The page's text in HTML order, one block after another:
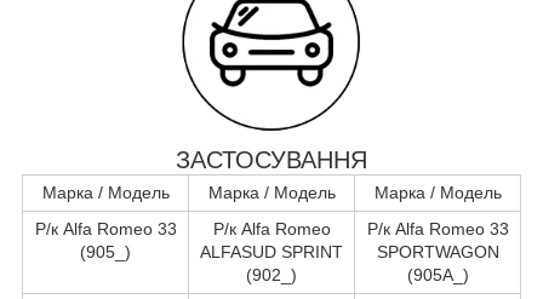
ЗАСТОСУВАННЯ
Марка / Модель Марка / Модель
Марка / Модель
Р/к Alfa Romeo 33
(905_)
Р/к Alfa Romeo
ALFASUD SPRINT
(902_)
Р/к Alfa Romeo 33
SPORTWAGON
(905A_)